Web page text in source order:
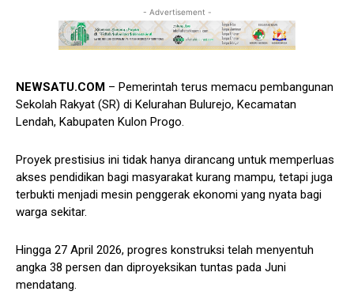
- Advertisement -
NEWSATU.COM – Pemerintah terus memacu pembangunan
Sekolah Rakyat (SR) di Kelurahan Bulurejo, Kecamatan
Lendah, Kabupaten Kulon Progo.
Proyek prestisius ini tidak hanya dirancang untuk memperluas
akses pendidikan bagi masyarakat kurang mampu, tetapi juga
terbukti menjadi mesin penggerak ekonomi yang nyata bagi
warga sekitar.
Hingga 27 April 2026, progres konstruksi telah menyentuh
angka 38 persen dan diproyeksikan tuntas pada Juni
mendatang.